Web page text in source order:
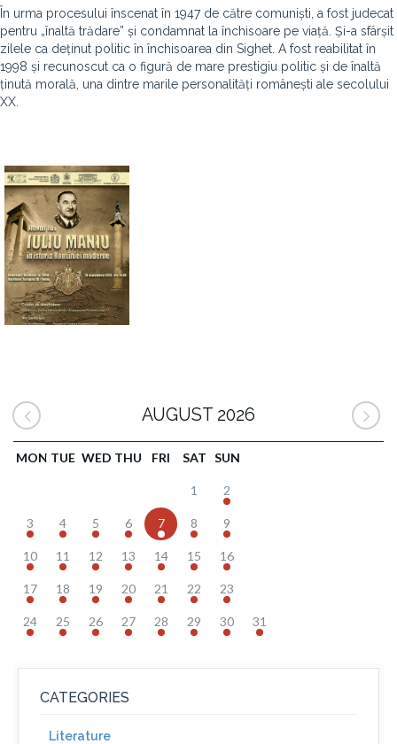
În urma procesului înscenat în 1947 de către comuniști, a fost judecat
pentru „înaltă trădare” și condamnat la închisoare pe viață. Și-a sfârșit
zilele ca deținut politic în închisoarea din Sighet. A fost reabilitat în
1998 și recunoscut ca o figură de mare prestigiu politic și de înaltă
ținută morală, una dintre marile personalități românești ale secolului
XX.
AUGUST 2026
MON TUE WED THU FRI SAT SUN
1 2
3 4 5 6 7 8 9
10 11 12 13 14 15 16
17 18 19 20 21 22 23
24 25 26 27 28 29 30 31
CATEGORIES
Literature